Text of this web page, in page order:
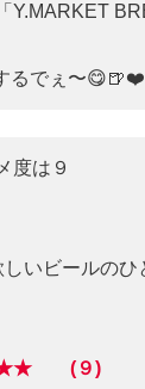
Y.MARKET
るでぇ〜😋🍺❤️
度は９
しいビールの
(９)